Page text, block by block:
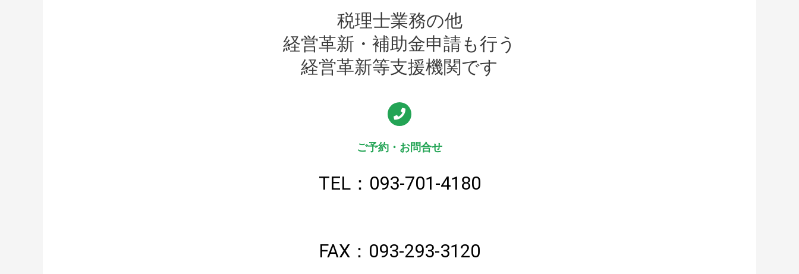
税理士業務の他
経営革新・補助金申請も行う
経営革新等支援機関です
ご予約・お問合せ
TEL：093-701-4180
FAX：093-293-3120